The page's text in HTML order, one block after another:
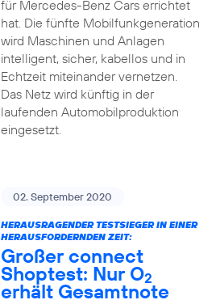
für Mercedes-Benz Cars errichtet
hat. Die fünfte Mobilfunkgeneration
wird Maschinen und Anlagen
intelligent, sicher, kabellos und in
Echtzeit miteinander vernetzen.
Das Netz wird künftig in der
laufenden Automobilproduktion
eingesetzt.
02. September 2020
HERAUSRAGENDER TESTSIEGER IN EINER
HERAUSFORDERNDEN ZEIT:
Großer connect
Shoptest: Nur O2
erhält Gesamtnote